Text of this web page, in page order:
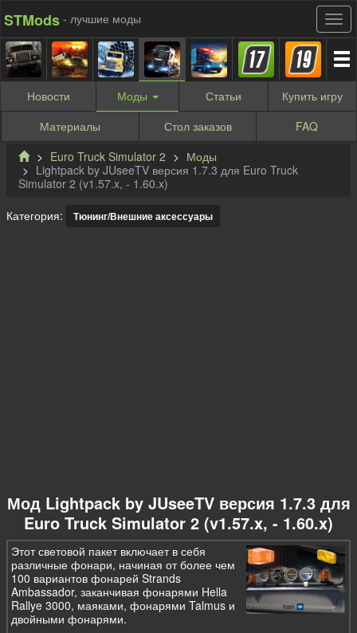
STMods - лучшие моды
Новости Моды Статьи Купить игру
Материалы
Стол заказов
FAQ
Euro Truck Simulator 2
Моды
Lightpack by JUseeTV версия 1.7.3 для Euro Truck
Simulator 2 (v1.57.x, - 1.60.x)
Категория: Тюнинг/Внешние аксессуары
Мод Lightpack by JUseeTV версия 1.7.3 для
Euro Truck Simulator 2 (v1.57.x, - 1.60.x)
Этот световой пакет включает в себя
различные фонари, начиная от более чем
100 вариантов фонарей Strands
Ambassador, заканчивая фонарями Hella
Rallye 3000, маяками, фонарями Talmus и
двойными фонарями.